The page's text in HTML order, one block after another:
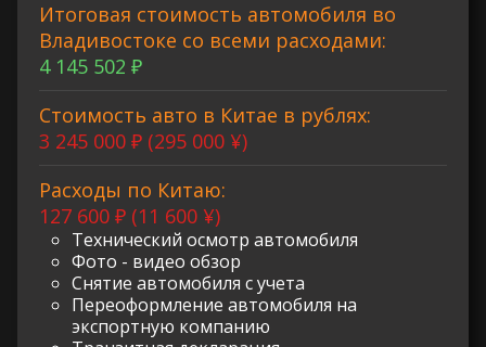
Итоговая стоимость автомобиля во
Владивостоке со всеми расходами:
4 145 502 ₽
Стоимость авто в Китае в рублях:
3 245 000 ₽ (295 000 ¥)
Расходы по Китаю:
127 600 ₽ (11 600 ¥)
Технический осмотр автомобиля
Фото - видео обзор
Снятие автомобиля с учета
Переоформление автомобиля на
экспортную компанию